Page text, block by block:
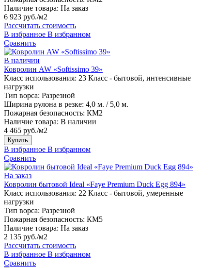
Наличие товара: На заказ
6 923 руб./м2
Рассчитать стоимость
В избранное В избранном
Сравнить
В наличии
Ковролин AW «Softissimo 39»
Класс использования: 23 Класс - бытовой, интенсивные
нагрузки
Тип ворса: Разрезной
Ширина рулона в резке: 4,0 м. / 5,0 м.
Пожарная безопасность: КМ2
Наличие товара: В наличии
4 465 руб./м2
Купить
В избранное В избранном
Сравнить
На заказ
Ковролин бытовой Ideal «Faye Premium Duck Egg 894»
Класс использования: 22 Класс - бытовой, умеренные
нагрузки
Тип ворса: Разрезной
Пожарная безопасность: КМ5
Наличие товара: На заказ
2 135 руб./м2
Рассчитать стоимость
В избранное В избранном
Сравнить